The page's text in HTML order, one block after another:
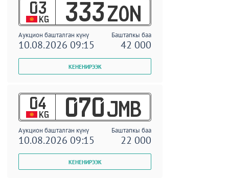
03
KG 333 ZON
Аукцион башталган күнү Баштапкы баа
10.08.2026 09:15 42 000
04
KG 070 JMB
Аукцион башталган күнү Баштапкы баа
10.08.2026 09:15 22 000